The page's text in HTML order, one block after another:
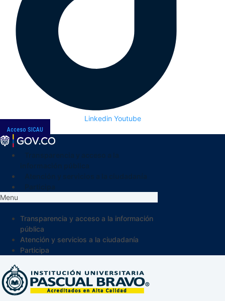
Linkedin Youtube
Acceso SICAU
Menu
Transparencia y acceso a la información
pública
Atención y servicios a la ciudadanía
Participa